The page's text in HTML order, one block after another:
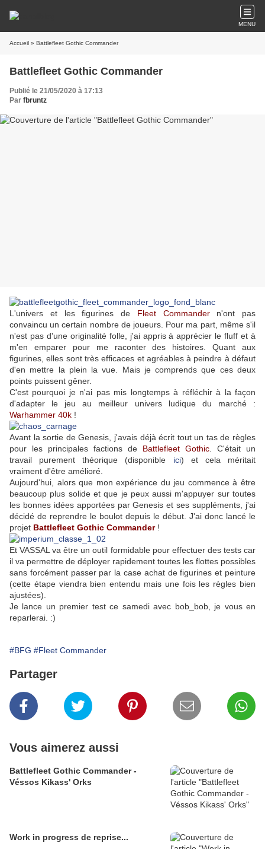
MENU
Accueil » Battlefleet Gothic Commander
Battlefleet Gothic Commander
Publié le 21/05/2020 à 17:13
Par fbruntz
L'univers et les figurines de Fleet Commandern'ont pas
convaincu un certain nombre de joueurs. Pour ma part, même s'il
n'est pas d'une originalité folle, j'ai appris à apprécier le fluff et à
m'en emparer pour me raconter des histoires. Quant aux
figurines, elles sont très efficaces et agréables à peindre à défaut
d'en mettre la plein la vue. Mais je comprends que ces deux
points puissent gêner.
C'est pourquoi je n'ai pas mis longtemps à réfléchir à la façon
d'adapter le jeu au meilleur univers ludique du marché :
Warhammer 40k !
Avant la sortie de Genesis, j'avais déjà écrit tout un tas de règles
pour les principales factions de Battlefleet Gothic . C'était un
travail purement théorique (disponible ici) et cela méritait
vraiment d'être amélioré.
Aujourd'hui, alors que mon expérience du jeu commence à être
beaucoup plus solide et que je peux aussi m'appuyer sur toutes
les bonnes idées apportées par Genesis et ses suppléments, j'ai
décidé de reprendre le boulot depuis le début. J'ai donc lancé le
projet Battlefleet Gothic Commander!
Et VASSAL va être un outil formidable pour effectuer des tests car
il va permettre de déployer rapidement toutes les flottes possibles
sans forcément passer par la case achat de figurines et peinture
(cette étape viendra bien entendu mais une fois les règles bien
ajustées).
Je lance un premier test ce samedi avec bob_bob, je vous en
reparlerai. :)
#BFG #Fleet Commander
Partager
Vous aimerez aussi
Battlefleet Gothic Commander -
Véssos Kikass' Orks
Work in progress de reprise...